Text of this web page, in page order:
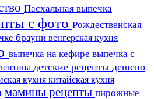
Пасхальная выпечка
с фото Рождественская
брауни венгерская кухня
выпечка на кефире выпечка с
детские рецепты дешево
кухня китайская кухня
мамины рецепты пирожные